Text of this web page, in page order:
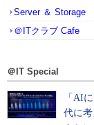
Server ＆ Storage
＠ITクラブ Cafe
＠IT Special